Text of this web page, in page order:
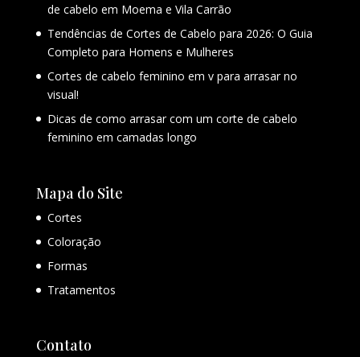
de cabelo em Moema e Vila Carrão
Tendências de Cortes de Cabelo para 2026: O Guia
Completo para Homens e Mulheres
Cortes de cabelo feminino em v para arrasar no
visual!
Dicas de como arrasar com um corte de cabelo
feminino em camadas longo
Mapa do Site
Cortes
Coloração
Formas
Tratamentos
Contato